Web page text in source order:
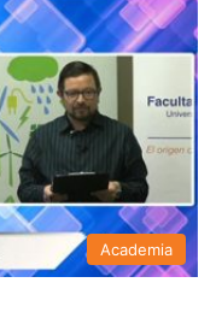
Academia